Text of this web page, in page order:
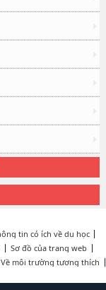
tin có ích về du học
Sơ đồ của trang web
Về môi trường tương thích